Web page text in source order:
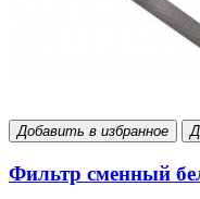
Добавить в избранное
Фильтр сменный